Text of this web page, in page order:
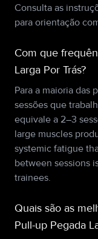
Consulta as
para orientação
Com que
Larga Por Trás?
Para a maioria das
sessões que
equivale a 2–3
large muscles
systemic fatigue
between sessions
trainees.
Quais são as
Pull-up Pegada